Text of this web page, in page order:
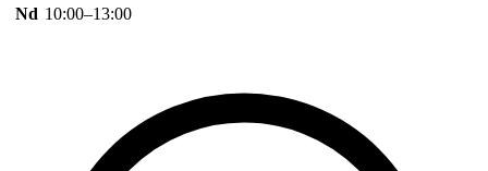
Nd 10:00–13:00